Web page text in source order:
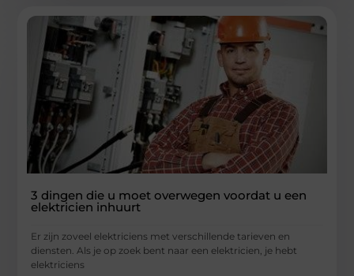
3 dingen die u moet overwegen voordat u een
elektricien inhuurt
Er zijn zoveel elektriciens met verschillende tarieven en
diensten. Als je op zoek bent naar een elektricien, je hebt
elektriciens